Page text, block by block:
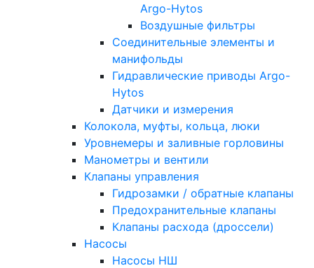
Argo-Hytos
Воздушные фильтры
Соединительные элементы и
манифольды
Гидравлические приводы Argo-
Hytos
Датчики и измерения
Колокола, муфты, кольца, люки
Уровнемеры и заливные горловины
Манометры и вентили
Клапаны управления
Гидрозамки / обратные клапаны
Предохранительные клапаны
Клапаны расхода (дроссели)
Насосы
Насосы НШ